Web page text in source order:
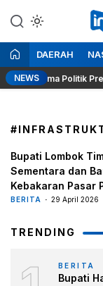
ke
konten
DAERAH
NEWS
Dilema Politik
Bupati Lombok
Sementara dan
Kebakaran Pasar
BERITA 29 April 2026
TRENDING
BERITA
Bupati